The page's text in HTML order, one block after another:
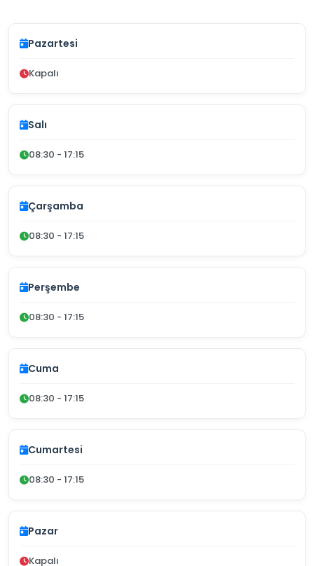
Pazartesi
Kapalı
Salı
08:30 - 17:15
Çarşamba
08:30 - 17:15
Perşembe
08:30 - 17:15
Cuma
08:30 - 17:15
Cumartesi
08:30 - 17:15
Pazar
Kapalı